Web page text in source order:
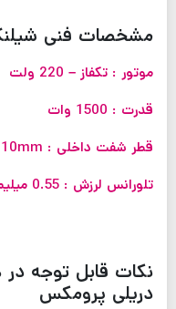
مشخصات فنی
موتور : تکفاز – 220 ولت
قدرت : 1500 وات
قطر شفت داخلی : 10mm
تلورانس لرزش : 0.55 میلیمتر
نکات قابل توجه در
دریلی پرومکس